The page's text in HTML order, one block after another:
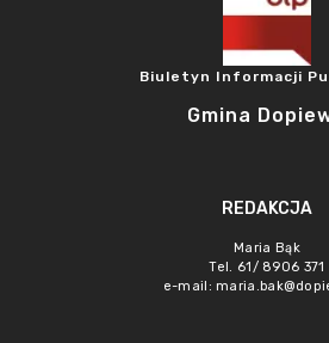
Biuletyn Informacji
Gmina
REDAKCJA
Maria Bąk
Tel. 61/ 8906 371
e-mail: